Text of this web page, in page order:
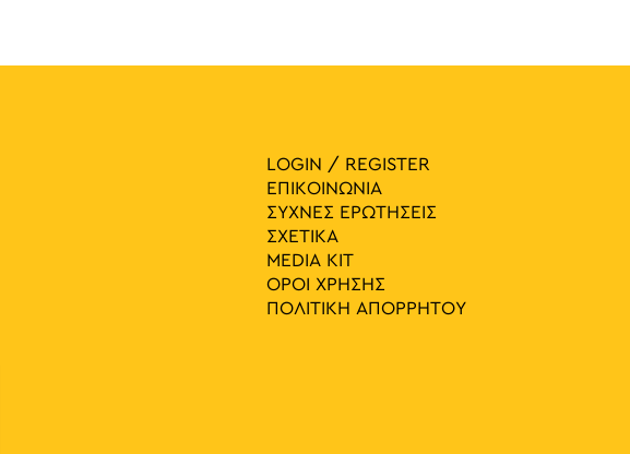
LOGIN / REGISTER
ΕΠΙΚΟΙΝΩΝΙΑ
ΣΥΧΝΕΣ ΕΡΩΤΗΣΕΙΣ
ΣΧΕΤΙΚΑ
MEDIA ΚIT
ΟΡΟΙ ΧΡΗΣΗΣ
ΠΟΛΙΤΙΚΗ ΑΠΟΡΡΗΤΟΥ